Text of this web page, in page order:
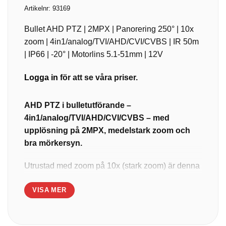
Artikelnr: 93169
Bullet AHD PTZ | 2MPX | Panorering 250° | 10x
zoom | 4in1/analog/TVI/AHD/CVI/CVBS | IR 50m
| IP66 | -20° | Motorlins 5.1-51mm | 12V
Logga in för att se våra priser.
AHD PTZ i bulletutförande –
4in1/analog/TVI/AHD/CVI/CVBS – med
upplösning på 2MPX, medelstark zoom och
bra mörkersyn.
Utrustad med zoom på 10x (stark zoom) är denna
medeldistansövervakning (upp till 50 meter) i
VISA MER